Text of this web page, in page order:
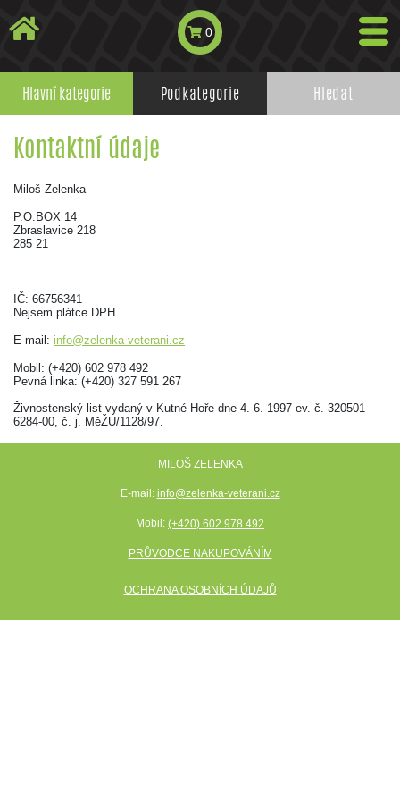
0
Hlavní kategorie Podkategorie Hledat
Kontaktní údaje
Miloš Zelenka
P.O.BOX 14
Zbraslavice 218
285 21
IČ: 66756341
Nejsem plátce DPH
E-mail: info@zelenka-veterani.cz
Mobil: (+420) 602 978 492
Pevná linka: (+420) 327 591 267
Živnostenský list vydaný v Kutné Hoře dne 4. 6. 1997 ev. č. 320501-
6284-00, č. j. MěŽU/1128/97.
MILOŠ ZELENKA
E-mail: info@zelenka-veterani.cz
Mobil: (+420) 602 978 492
PRŮVODCE NAKUPOVÁNÍM
OCHRANA OSOBNÍCH ÚDAJŮ